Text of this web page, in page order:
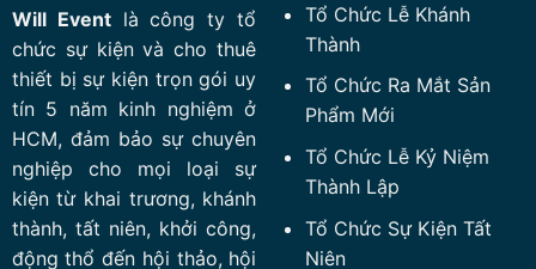
Will Eventlà công ty tổ
chức sự kiện và cho thuê
thiết bị sự kiện trọn gói uy
tín 5 năm kinh nghiệm ở
HCM, đảm bảo sự chuyên
nghiệp cho mọi loại sự
kiện từ khai trương, khánh
thành, tất niên, khởi công,
động thổ đến hội thảo, hội
Tổ Chức Lễ Khánh
Thành
Tổ Chức Ra Mắt Sản
Phẩm Mới
Tổ Chức Lễ Kỷ Niệm
Thành Lập
Tổ Chức Sự Kiện Tất
Niên